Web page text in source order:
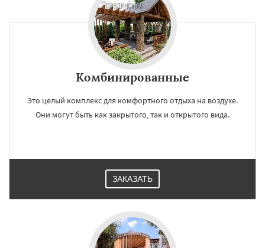
Комбинированные
Это целый комплекс для комфортного отдыха на воздухе.
Они могут быть как закрытого, так и открытого вида.
ЗАКАЗАТЬ